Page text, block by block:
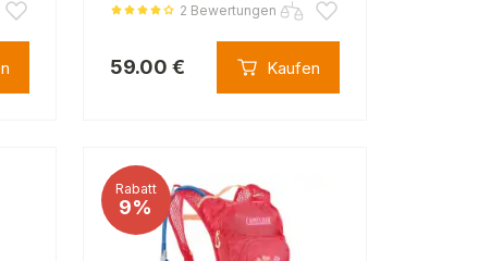
2 Bewertungen
59.00 € Kaufen
Rabatt
9%